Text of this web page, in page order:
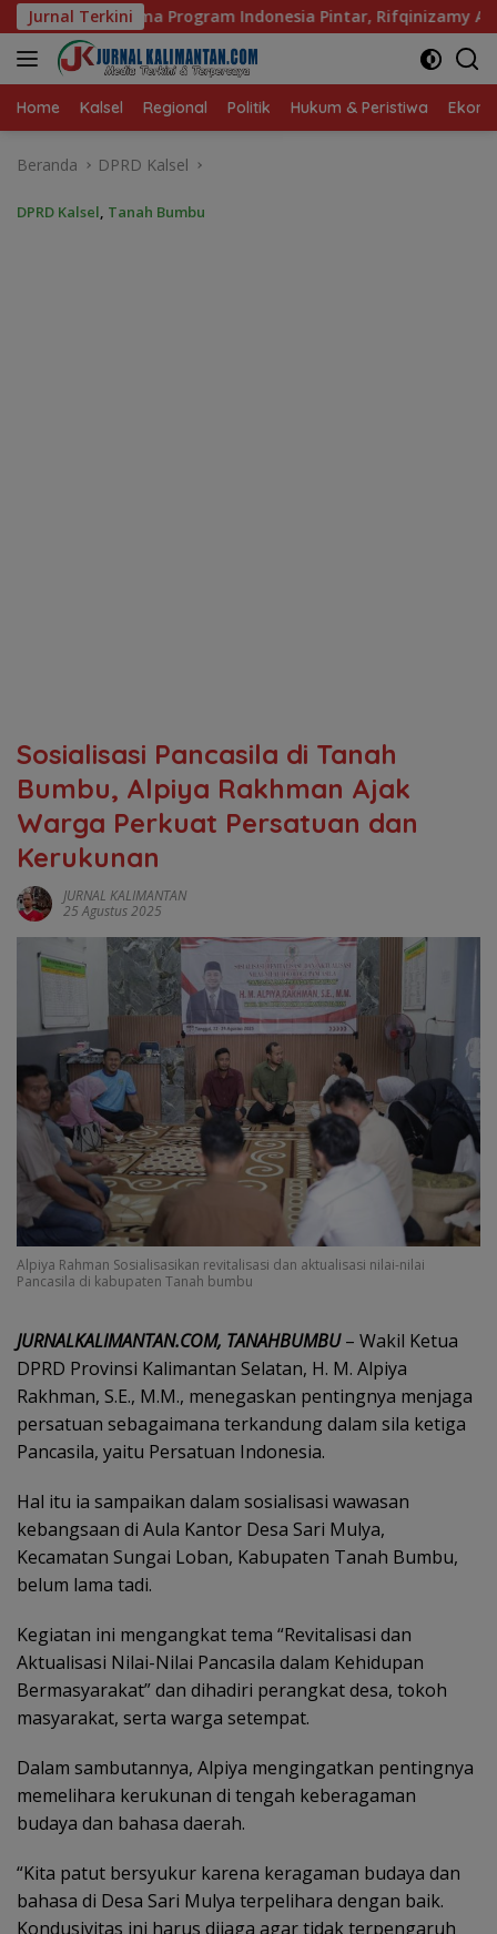
Langsung
ke
konten
Jurnal TerkiniPintar, Rifqinizamy Apresiasi Komitmen Pemkab
Home Kalsel Regional Politik Hukum & Peristiwa
Beranda DPRD Kalsel
DPRD Kalsel, Tanah Bumbu
Sosialisasi Pancasila di Tanah
Bumbu, Alpiya Rakhman Ajak
Warga Perkuat Persatuan dan
Kerukunan
JURNAL KALIMANTAN
25 Agustus 2025
Alpiya Rahman Sosialisasikan revitalisasi dan aktualisasi nilai-nilai
Pancasila di kabupaten Tanah bumbu
JURNALKALIMANTAN.COM, TANAHBUMBU– Wakil Ketua
DPRD Provinsi Kalimantan Selatan, H. M. Alpiya
Rakhman, S.E., M.M., menegaskan pentingnya menjaga
persatuan sebagaimana terkandung dalam sila ketiga
Pancasila, yaitu Persatuan Indonesia.
Hal itu ia sampaikan dalam sosialisasi wawasan
kebangsaan di Aula Kantor Desa Sari Mulya,
Kecamatan Sungai Loban, Kabupaten Tanah Bumbu,
belum lama tadi.
Kegiatan ini mengangkat tema “Revitalisasi dan
Aktualisasi Nilai-Nilai Pancasila dalam Kehidupan
Bermasyarakat” dan dihadiri perangkat desa, tokoh
masyarakat, serta warga setempat.
Dalam sambutannya, Alpiya mengingatkan pentingnya
memelihara kerukunan di tengah keberagaman
budaya dan bahasa daerah.
“Kita patut bersyukur karena keragaman budaya dan
bahasa di Desa Sari Mulya terpelihara dengan baik.
Kondusivitas ini harus dijaga agar tidak terpengaruh